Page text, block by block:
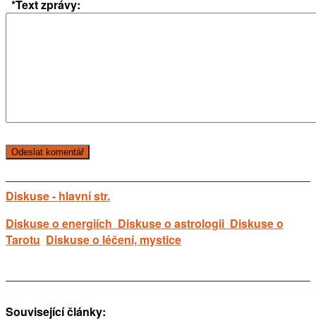
*Text zprávy:
Diskuse - hlavní str.
Diskuse o energiích Diskuse o astrologii Diskuse o
Tarotu Diskuse o léčení, mystice
Související články: